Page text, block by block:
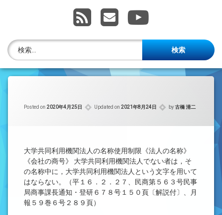
株主名簿管理人
ご相談について
法律を勉強しよう
司法書士資格者・受験生募集中
RSSメールアドレス
YouTube
検索:
Posted on 2020年4月25日 Updated on 2021年8月24日 by古橋 清二
大学共同利用機関法人の名称使用制限《法人の名称》
《会社の商号》 大学共同利用機関法人でない者は，そ
の名称中に，大学共同利用機関法人という文字を用いて
はならない。（平１６．２．２７、民商第５６３号民事
局商事課長通知・登研６７８号１５０頁〔解説付〕、月
報５９巻６号２８９頁）